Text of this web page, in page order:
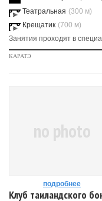
Театральная (300 м)
Крещатик (700 м)
Занятия проходят в
КАРАТЭ
no photo
подробнее
Клуб таиландского